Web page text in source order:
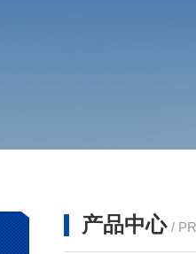
产品中心 /